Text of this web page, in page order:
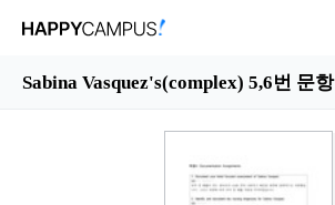
Sabina Vasquez's(complex) 5,6번 문항